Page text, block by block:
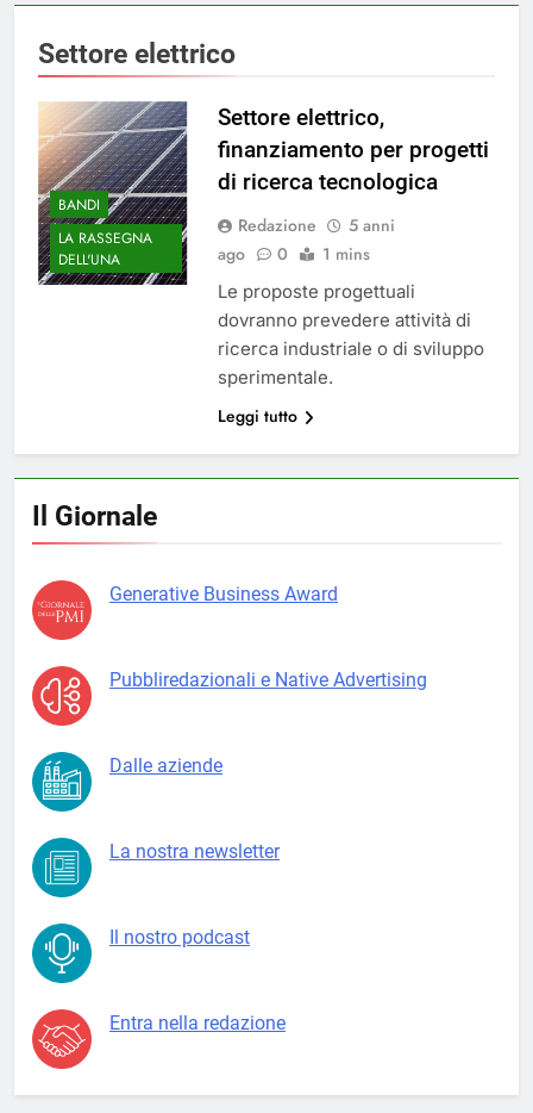
Settore elettrico
BANDI
LA RASSEGNA
DELL'UNA
Settore elettrico,
finanziamento per progetti
di ricerca tecnologica
Redazione
5 anni
ago
0 1 mins
Le proposte progettuali
dovranno prevedere attività di
ricerca industriale o di sviluppo
sperimentale.
Leggi tutto
Il Giornale
Generative Business Award
Pubbliredazionali e Native Advertising
Dalle aziende
La nostra newsletter
Il nostro podcast
Entra nella redazione